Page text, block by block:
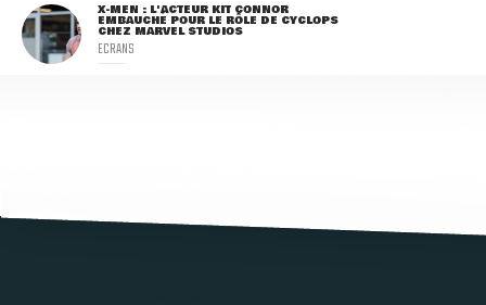
X-MEN : L'ACTEUR KIT CONNOR
EMBAUCHÉ POUR LE RÔLE DE CYCLOPS
CHEZ MARVEL STUDIOS
ECRANS